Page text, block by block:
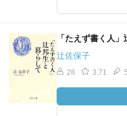
「たえず書く人
辻佐保子
28 3.71 5